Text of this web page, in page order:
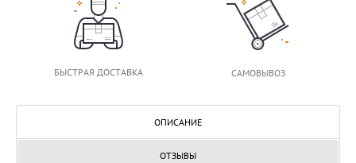
БЫСТРАЯ ДОСТАВКА САМОВЫВОЗ
ОПИСАНИЕ
ОТЗЫВЫ